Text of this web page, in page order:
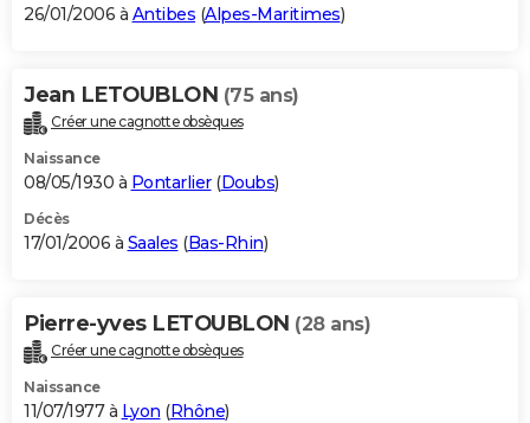
26/01/2006 à Antibes (Alpes-Maritimes)
Jean LETOUBLON (75 ans)
Créer une cagnotte obsèques
Naissance
08/05/1930 à Pontarlier(Doubs)
Décès
17/01/2006 à Saales (Bas-Rhin)
Pierre-yves LETOUBLON (28 ans)
Créer une cagnotte obsèques
Naissance
11/07/1977 à Lyon (Rhône)